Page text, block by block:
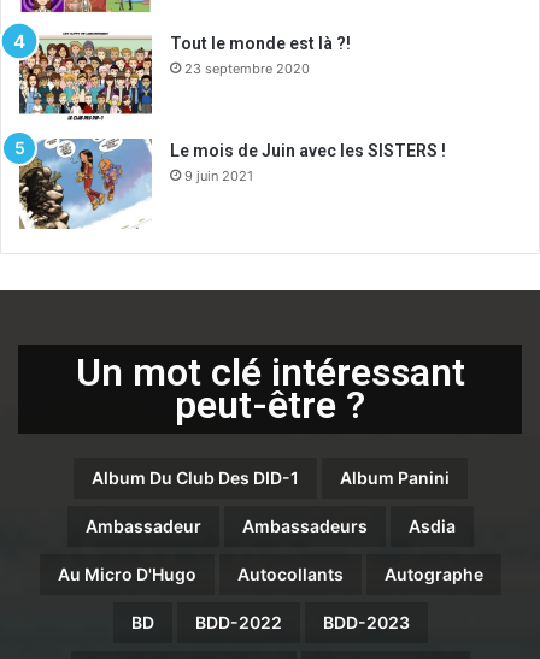
Tout le monde est là ?!
23 septembre 2020
Le mois de Juin avec les SISTERS !
9 juin 2021
Un mot clé intéressant
peut-être ?
Album Du Club Des DID-1 Album Panini
Ambassadeur Ambassadeurs Asdia
Au Micro D'Hugo Autocollants Autographe
BD BDD-2022 BDD-2023